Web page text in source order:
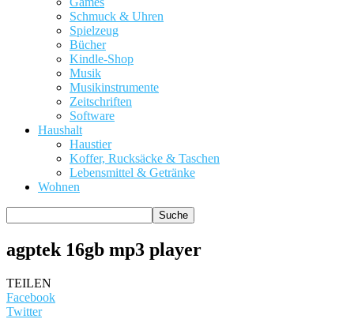
Schmuck & Uhren
Spielzeug
Bücher
Kindle-Shop
Musik
Musikinstrumente
Zeitschriften
Software
Haushalt
Haustier
Koffer, Rucksäcke & Taschen
Lebensmittel & Getränke
Wohnen
agptek 16gb mp3 player
TEILEN
Facebook
Twitter